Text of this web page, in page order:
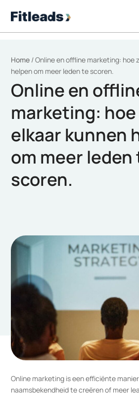
Home /Online en offline marketing: hoe
helpen om meer leden te scoren.
Online en
marketing: hoe
elkaar kunnen
om meer leden
scoren.
Online marketing is een efficiënte
naamsbekendheid te creëren of meer